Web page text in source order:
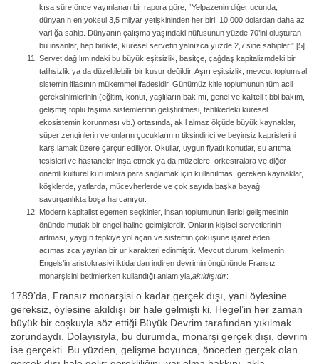
kısa süre önce yayınlanan bir rapora göre, “Yelpazenin diğer ucunda,
dünyanın en yoksul 3,5 milyar yetişkininden her biri, 10.000 dolardan daha az
varlığa sahip. Dünyanın çalışma yaşındaki nüfusunun yüzde 70’ini oluşturan
bu insanlar, hep birlikte, küresel servetin yalnızca yüzde 2,7’sine sahipler.” [5]
Servet dağılımındaki bu büyük eşitsizlik, basitçe, çağdaş kapitalizmdeki bir
talihsizlik ya da düzeltilebilir bir kusur değildir. Aşırı eşitsizlik, mevcut toplumsal
sistemin iflasının mükemmel ifadesidir. Günümüz kitle toplumunun tüm acil
gereksinimlerinin (eğitim, konut, yaşlıların bakımı, genel ve kaliteli tıbbi bakım,
gelişmiş toplu taşıma sistemlerinin geliştirilmesi, tehlikedeki küresel
ekosistemin korunması vb.) ortasında, akıl almaz ölçüde büyük kaynaklar,
süper zenginlerin ve onların çocuklarının tiksindirici ve beyinsiz kaprislerini
karşılamak üzere çarçur ediliyor. Okullar, uygun fiyatlı konutlar, su arıtma
tesisleri ve hastaneler inşa etmek ya da müzelere, orkestralara ve diğer
önemli kültürel kurumlara para sağlamak için kullanılması gereken kaynaklar,
köşklerde, yatlarda, mücevherlerde ve çok sayıda başka bayağı
savurganlıkta boşa harcanıyor.
Modern kapitalist egemen seçkinler, insan toplumunun ilerici gelişmesinin
önünde mutlak bir engel haline gelmişlerdir. Onların kişisel servetlerinin
artması, yaygın tepkiye yol açan ve sistemin çöküşüne işaret eden,
acımasızca yayılan bir ur karakteri edinmiştir. Mevcut durum, kelimenin
Engels’in aristokrasiyi iktidardan indiren devrimin öngününde Fransız
monarşisini betimlerken kullandığı anlamıyla, akıldışıdır:
1789’da, Fransız monarşisi o kadar gerçek dışı, yani öylesine
gereksiz, öylesine akıldışı bir hale gelmişti ki, Hegel’in her zaman
büyük bir coşkuyla söz ettiği Büyük Devrim tarafından yıkılmak
zorundaydı. Dolayısıyla, bu durumda, monarşi gerçek dışı, devrim
ise gerçekti. Bu yüzden, gelişme boyunca, önceden gerçek olan